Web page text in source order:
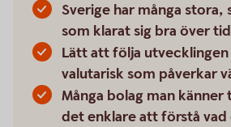
Sverige har många
som klarat sig bra över
Lätt att följa
valutarisk som påverkar
Många bolag man
det enklare att förstå vad